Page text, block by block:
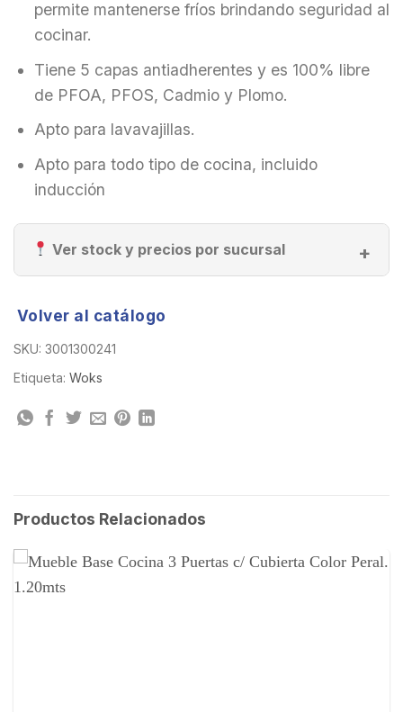
permite mantenerse fríos brindando seguridad al
cocinar.
Tiene 5 capas antiadherentes y es 100% libre
de PFOA, PFOS, Cadmio y Plomo.
Apto para lavavajillas.
Apto para todo tipo de cocina, incluido
inducción
Ver stock y precios por sucursal
Volver al catálogo
SKU: 3001300241
Etiqueta: Woks
Productos Relacionados